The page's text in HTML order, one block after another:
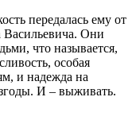
передалась ему от
Они
что называется,
особая
и надежда на
И – выживать.